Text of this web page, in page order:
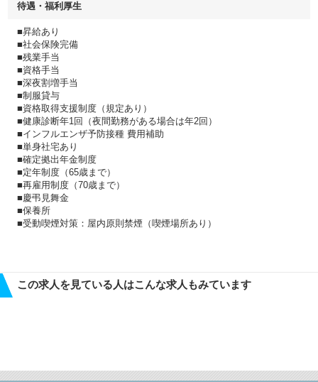
待遇・福利厚生
■昇給あり
■社会保険完備
■残業手当
■資格手当
■深夜割増手当
■制服貸与
■資格取得支援制度（規定あり）
■健康診断年1回（夜間勤務がある場合は年2回）
■インフルエンザ予防接種 費用補助
■単身社宅あり
■確定拠出年金制度
■定年制度（65歳まで）
■再雇用制度（70歳まで）
■慶弔見舞金
■保養所
■受動喫煙対策：屋内原則禁煙（喫煙場所あり）
この求人を見ている人はこんな求人もみています